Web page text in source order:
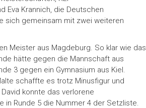
Eva Krannich, die Deutschen
sich gemeinsam mit zwei weiteren
Meister aus Magdeburg. So klar wie das
hätte gegen die Mannschaft aus
3 gegen ein Gymnasium aus Kiel.
schaffte es trotz Minusfigur und
konnte das verlorene
in Runde 5 die Nummer 4 der Setzliste.